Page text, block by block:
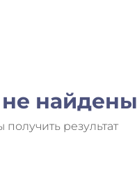
не найдены
результат